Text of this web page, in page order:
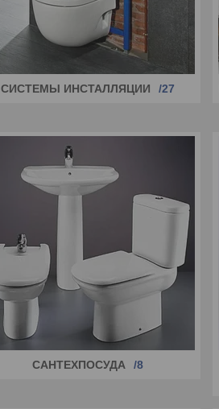
СИСТЕМЫ ИНСТАЛЛЯЦИИ 27
САНТЕХПОСУДА 8